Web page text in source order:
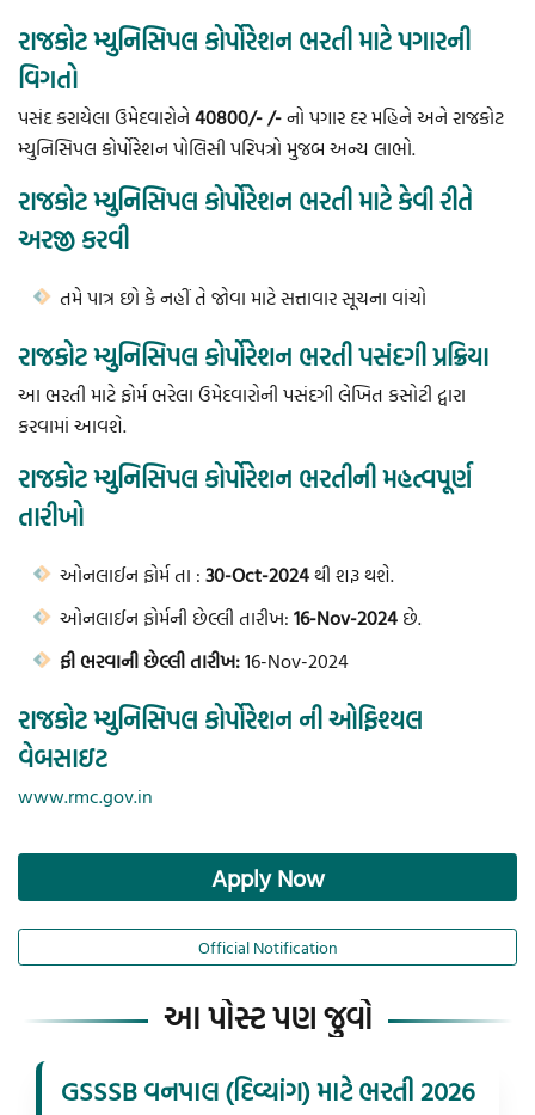
રાજકોટ મ્યુનિસિપલ કોર્પોરેશન ભરતી માટે પગારની
વિગતો
પસંદ કરાયેલા ઉમેદવારોને 40800/- /-નો પગાર દર મહિને અને રાજકોટ
મ્યુનિસિપલ કોર્પોરેશન પોલિસી પરિપત્રો મુજબ અન્ય લાભો.
રાજકોટ મ્યુનિસિપલ કોર્પોરેશન ભરતી માટે કેવી રીતે
અરજી કરવી
તમે પાત્ર છો કે નહીં તે જોવા માટે સત્તાવાર સૂચના વાંચો
રાજકોટ મ્યુનિસિપલ કોર્પોરેશન ભરતી પસંદગી પ્રક્રિયા
આ ભરતી માટે ફોર્મ ભરેલા ઉમેદવારોની પસંદગી લેખિત કસોટી દ્વારા
કરવામાં આવશે.
રાજકોટ મ્યુનિસિપલ કોર્પોરેશન ભરતીની મહત્વપૂર્ણ
તારીખો
ઓનલાઈન ફોર્મ તા : 30-Oct-2024થી શરૂ થશે.
ઓનલાઈન ફોર્મની છેલ્લી તારીખ: 16-Nov-2024 છે.
ફી ભરવાની છેલ્લી તારીખ:16-Nov-2024
રાજકોટ મ્યુનિસિપલ કોર્પોરેશન ની ઓફિશ્યલ
વેબસાઇટ
www.rmc.gov.in
Apply Now
Official Notification
આ પોસ્ટ પણ જુવો
GSSSB વનપાલ (દિવ્યાંગ) માટે ભરતી 2026